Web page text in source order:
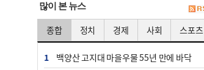
많이 본 뉴스
종합 정치 경제 사회 스포츠
1
백양산 고지대 마을우물 55년 만에 바닥